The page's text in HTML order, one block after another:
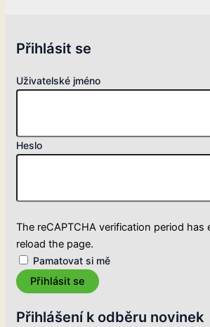
Přihlásit se
Uživatelské jméno
Heslo
The reCAPTCHA verification period has
reload the page.
Pamatovat si mě
Přihlásit se
Přihlášení k odběru novinek